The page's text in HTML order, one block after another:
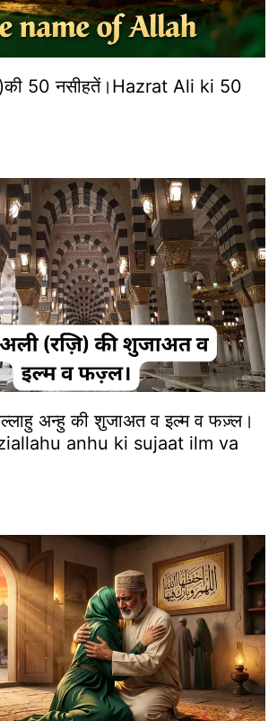
50 नसीहतें।Hazrat Ali ki 50
अन्हु की शुजाअत व इल्म व फज़्ल।
anhu ki sujaat ilm va